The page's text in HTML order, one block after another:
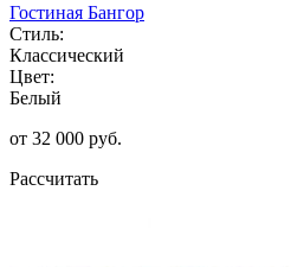
Гостиная Бангор
Стиль:
Классический
Цвет:
Белый
от 32 000 руб.
Рассчитать